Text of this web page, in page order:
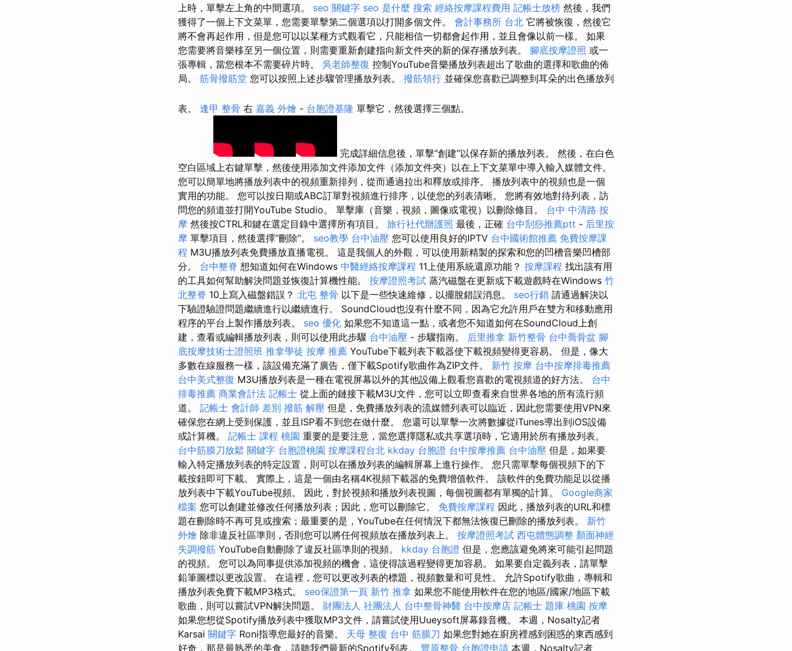
上時，單擊左上角的中間選項。 seo 關鍵字 seo 是什麼 搜索 經絡按摩課程費用 記帳士放榜 然後，我們
獲得了一個上下文菜單，您需要單擊第二個選項以打開多個文件。 會計事務所 台北 它將被恢復，然後它
將不會再起作用，但是您可以以某種方式觀看它，只能相信一切都會起作用，並且會像以前一樣。 如果
您需要將音樂移至另一個位置，則需要重新創建指向新文件夾的新的保存播放列表。 腳底按摩證照 或一
張專輯，當您根本不需要碎片時。 吳老師整復 控制YouTube音樂播放列表超出了歌曲的選擇和歌曲的佈
局。 筋骨撥筋堂 您可以按照上述步驟管理播放列表。 撥筋領行 並確保您喜歡已調整到耳朵的出色播放列
表。 逢甲 整骨 右 嘉義 外燴 - 台胞證基隆 單擊它，然後選擇三個點。
完成詳細信息後，單擊“創建”以保存新的播放列表。 然後，在白色
空白區域上右鍵單擊，然後使用添加文件添加文件（添加文件夾）以在上下文菜單中導入輸入媒體文件。
您可以簡單地將播放列表中的視頻重新排列，從而通過拉出和釋放或排序。 播放列表中的視頻也是一個
實用的功能。 您可以按日期或ABC訂單對視頻進行排序，以使您的列表清晰。 您將有效地對待列表，訪
問您的頻道並打開YouTube Studio。 單擊庫（音樂，視頻，圖像或電視）以刪除條目。 台中 中清路 按
摩 然後按CTRL和鍵在選定目錄中選擇所有項目。 旅行社代辦護照 最後，正確 台中刮痧推薦ptt - 后里按
摩 單擊項目，然後選擇“刪除”。 seo教學 台中油壓 您可以使用良好的IPTV 台中國術館推薦 免費按摩課
程 M3U播放列表免費播放直播電視。 這是我個人的外觀，可以使用新精製的探索和您的凹槽音樂凹槽部
分。 台中整脊 想知道如何在Windows 中醫經絡按摩課程 11上使用系統還原功能？ 按摩課程 找出該有用
的工具如何幫助解決問題並恢復計算機性能。 按摩證照考試 蒸汽磁盤在更新或下載遊戲時在Windows 竹
北整脊 10上寫入磁盤錯誤？ 北屯 整骨 以下是一些快速維修，以擺脫錯誤消息。 seo行銷 請通過解決以
下驗證驗證問題繼續進行以繼續進行。 SoundCloud也沒有什麼不同，因為它允許用戶在雙方和移動應用
程序的平台上製作播放列表。 seo 優化 如果您不知道這一點，或者您不知道如何在SoundCloud上創
建，查看或編輯播放列表，則可以使用此步驟 台中油壓 - 步驟指南。 后里推拿 新竹整骨 台中喬骨盆 腳
底按摩技術士證照班 推拿學徒 按摩 推薦 YouTube下載列表下載器使下載視頻變得更容易。 但是，像大
多數在線服務一樣，該設備充滿了廣告，僅下載Spotify歌曲作為ZIP文件。 新竹 按摩 台中按摩排毒推薦
台中美式整復 M3U播放列表是一種在電視屏幕以外的其他設備上觀看您喜歡的電視頻道的好方法。 台中
排毒推薦 商業會計法 記帳士 從上面的鏈接下載M3U文件，您可以立即查看來自世界各地的所有流行頻
道。 記帳士 會計師 差別 撥筋 解壓 但是，免費播放列表的流媒體列表可以臨近，因此您需要使用VPN來
確保您在網上受到保護，並且ISP看不到您在做什麼。 您還可以單擊一次將數據從iTunes導出到iOS設備
或計算機。 記帳士 課程 桃園 重要的是要注意，當您選擇隱私或共享選項時，它適用於所有播放列表。
台中筋膜刀放鬆 關鍵字 台胞證桃園 按摩課程台北 kkday 台胞證 台中按摩推薦 台中油壓 但是，如果要
輸入特定播放列表的特定設置，則可以在播放列表的編輯屏幕上進行操作。 您只需單擊每個視頻下的下
載按鈕即可下載。 實際上，這是一個由名稱4K視頻下載器的免費增值軟件。 該軟件的免費功能足以從播
放列表中下載YouTube視頻。 因此，對於視頻和播放列表視圖，每個視圖都有單獨的計算。 Google商家
檔案 您可以創建並修改任何播放列表；因此，您可以刪除它。 免費按摩課程 因此，播放列表的URL和標
題在刪除時不再可見或搜索；最重要的是，YouTube在任何情況下都無法恢復已刪除的播放列表。 新竹
外燴 除非違反社區準則，否則您可以將任何視頻放在播放列表上。 按摩證照考試 西屯體態調整 顏面神經
失調撥筋 YouTube自動刪除了違反社區準則的視頻。 kkday 台胞證 但是，您應該避免將來可能引起問題
的視頻。 您可以為同事提供添加視頻的機會，這使得該過程變得更加容易。 如果要自定義列表，請單擊
鉛筆圖標以更改設置。 在這裡，您可以更改列表的標題，視頻數量和可見性。 允許Spotify歌曲，專輯和
播放列表免費下載MP3格式。 seo保證第一頁 新竹 推拿 如果您不能使用軟件在您的地區/國家/地區下載
歌曲，則可以嘗試VPN解決問題。 財團法人 社團法人 台中整骨神醫 台中按摩店 記帳士 題庫 桃園 按摩
如果您想從Spotify播放列表中獲取MP3文件，請嘗試使用Uueysoft屏幕錄音機。 本週，Nosalty記者
Karsai 關鍵字 Roni指導您最好的音樂。 天母 整復 台中 筋膜刀 如果您對她在廚房裡感到困惑的東西感到
好奇，那是最熟悉的美食，請聽我們最新的Spotify列表。 豐原整骨 台胞證申請 本週，Nosalty記者